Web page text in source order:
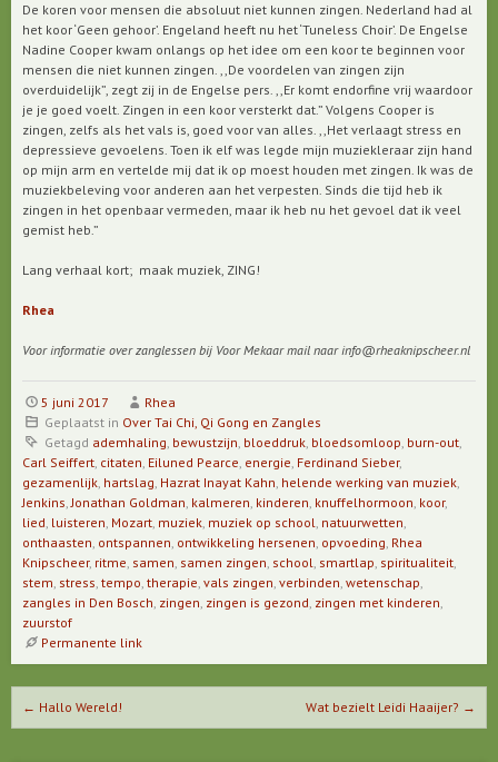
De koren voor mensen die absoluut niet kunnen zingen. Nederland had al
het koor ‘Geen gehoor’. Engeland heeft nu het ‘Tuneless Choir’. De Engelse
Nadine Cooper kwam onlangs op het idee om een koor te beginnen voor
mensen die niet kunnen zingen. ,,De voordelen van zingen zijn
overduidelijk”, zegt zij in de Engelse pers. ,,Er komt endorfine vrij waardoor
je je goed voelt. Zingen in een koor versterkt dat.” Volgens Cooper is
zingen, zelfs als het vals is, goed voor van alles. ,,Het verlaagt stress en
depressieve gevoelens. Toen ik elf was legde mijn muziekleraar zijn hand
op mijn arm en vertelde mij dat ik op moest houden met zingen. Ik was de
muziekbeleving voor anderen aan het verpesten. Sinds die tijd heb ik
zingen in het openbaar vermeden, maar ik heb nu het gevoel dat ik veel
gemist heb.”
Lang verhaal kort; maak muziek, ZING!
Rhea
Voor informatie over zanglessen bij Voor Mekaar mail naar info@rheaknipscheer.nl
5 juni 2017
Rhea
Geplaatst in Over Tai Chi, Qi Gong en Zangles
Getagd ademhaling, bewustzijn, bloeddruk, bloedsomloop, burn-out,
Carl Seiffert, citaten, Eiluned Pearce, energie, Ferdinand Sieber,
gezamenlijk, hartslag, Hazrat Inayat Kahn, helende werking van muziek,
Jenkins,Jonathan Goldman, kalmeren, kinderen, knuffelhormoon, koor,
lied, luisteren, Mozart, muziek, muziek op school, natuurwetten,
onthaasten, ontspannen, ontwikkeling hersenen, opvoeding, Rhea
Knipscheer, ritme, samen, samen zingen, school, smartlap, spiritualiteit,
stem, stress, tempo, therapie, vals zingen, verbinden, wetenschap,
zangles in Den Bosch, zingen, zingen is gezond, zingen met kinderen,
zuurstof
Permanente link
Berichtnavigatie
← Hallo Wereld! Wat bezielt Leidi Haaijer? →